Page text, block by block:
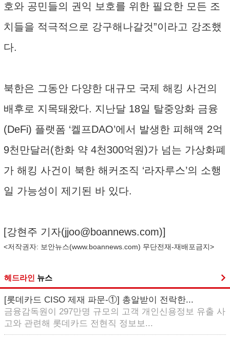
호와 공민들의 권익 보호를 위한 필요한 모든 조
치들을 적극적으로 강구해나갈것”이라고 강조했
다.
북한은 그동안 다양한 대규모 국제 해킹 사건의
배후로 지목돼왔다. 지난달 18일 탈중앙화 금융
(DeFi) 플랫폼 ‘켈프DAO’에서 발생한 피해액 2억
9천만달러(한화 약 4천300억원)가 넘는 가상화폐
가 해킹 사건이 북한 해커조직 ‘라자루스’의 소행
일 가능성이 제기된 바 있다.
[강현주 기자(jjoo@boannews.com)]
<저작권자: 보안뉴스(www.boannews.com) 무단전재-재배포금지>
헤드라인 뉴스
[롯데카드 CISO 제재 파문-①] 총알받이 전락한...
금융감독원이 297만명 규모의 고객 개인신용정보 유출 사
고와 관련해 롯데카드 전현직 정보보...